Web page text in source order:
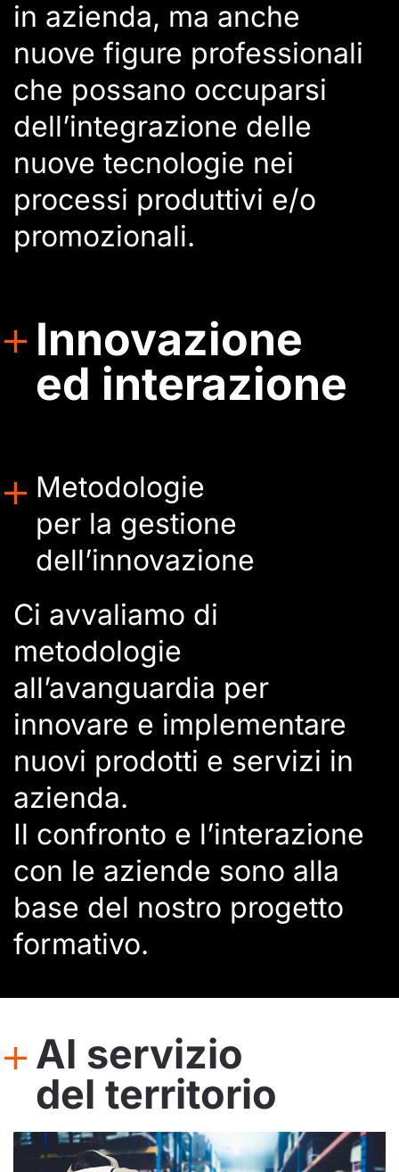
in azienda, ma anche
nuove figure professionali
che possano occuparsi
dell’integrazione delle
nuove tecnologie nei
processi produttivi e/o
promozionali.
Innovazione
ed interazione
Metodologie
per la gestione
dell’innovazione
Ci avvaliamo di
metodologie
all’avanguardia per
innovare e implementare
nuovi prodotti e servizi in
azienda.
Il confronto e l’interazione
con le aziende sono alla
base del nostro progetto
formativo.
Al servizio
del territorio